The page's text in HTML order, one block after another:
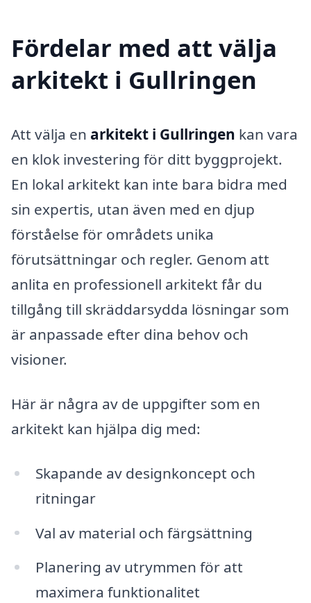
Fördelar med att välja
arkitekt i Gullringen
Att välja en arkitekt i Gullringen kan vara
en klok investering för ditt byggprojekt.
En lokal arkitekt kan inte bara bidra med
sin expertis, utan även med en djup
förståelse för områdets unika
förutsättningar och regler. Genom att
anlita en professionell arkitekt får du
tillgång till skräddarsydda lösningar som
är anpassade efter dina behov och
visioner.
Här är några av de uppgifter som en
arkitekt kan hjälpa dig med:
Skapande av designkoncept och
ritningar
Val av material och färgsättning
Planering av utrymmen för att
maximera funktionalitet